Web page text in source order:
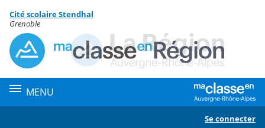
Menu de la rubrique
Contenu
Cité scolaire Stendhal
Grenoble
MENU
Se connecter